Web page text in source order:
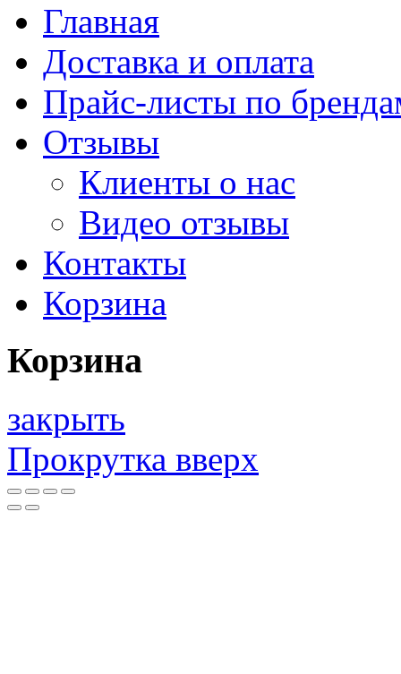
Главная
Доставка и оплата
Прайс-листы по
Отзывы
Клиенты о нас
Видео отзывы
Контакты
Корзина
Корзина
закрыть
Прокрутка вверх